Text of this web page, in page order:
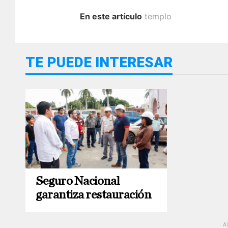
En este artículo templo
TE PUEDE INTERESAR
Seguro Nacional
garantiza restauración